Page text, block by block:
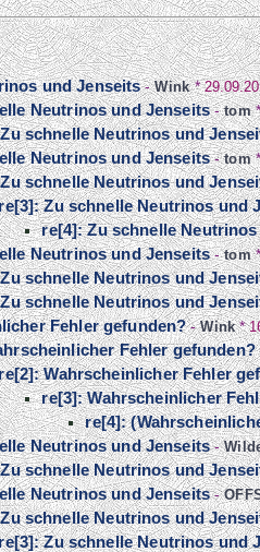
und Jenseits-Wink*
Neutrinos und Jenseits-tom
schnelle Neutrinos und
Neutrinos und Jenseits-tom
schnelle Neutrinos und
Zu schnelle Neutrinos und
re[4]: Zu schnelle
Neutrinos und Jenseits-tom
schnelle Neutrinos und
schnelle Neutrinos und
Fehler gefunden?-Wink*
Fehler gefunden?
Wahrscheinlicher Fehler
re[3]: Wahrscheinlicher
re[4]:
Neutrinos und Jenseits-
schnelle Neutrinos und
Neutrinos und Jenseits-
schnelle Neutrinos und
Zu schnelle Neutrinos und